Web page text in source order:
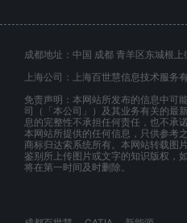
成都地址：中国 成都 青羊区东城根
上海公司：上海百世慧信息技术服务
免责声明：本网站所发布的信息中可
司（「本公司」）及其业务有关的最
息的完整性不承担任何责任，也不承
本网站所提供的任何信息，只供参考
商标归达索系统所有。本网站转载图
鉴别所上传图片或文字的知识版权，
将在第一时间及时删除。